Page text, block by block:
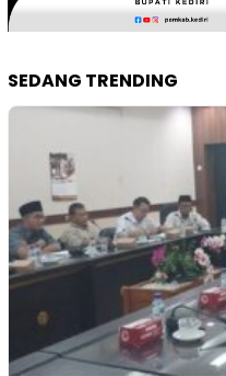
SEDANG TRENDING